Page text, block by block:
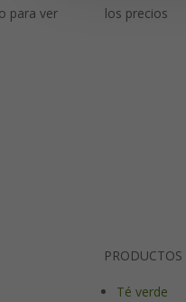
para ver
los precios
PRODUCTOS
Té verde